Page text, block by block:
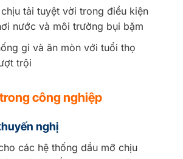
tải tuyệt vời trong điều kiện
nước và môi trường bụi bặm
gỉ và ăn mòn với tuổi thọ
trội
công nghiệp
nghị
các hệ thống dầu mỡ chịu